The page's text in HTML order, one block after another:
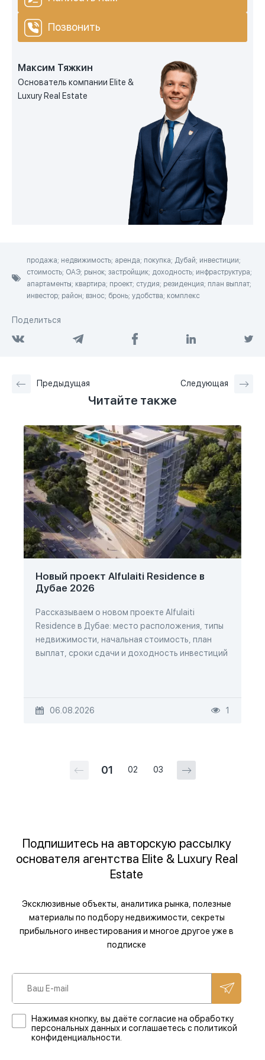
Позвонить
Максим Тяжкин
Основатель компании Elite &
Luxury Real Estate
продажа; недвижимость; аренда; покупка; Дубай; инвестиции;
стоимость; ОАЭ; рынок; застройщик; доходность; инфраструктура;
апартаменты; квартира; проект; студия; резиденция; план выплат;
инвестор; район; взнос; бронь; удобства; комплекс
Поделиться
Предыдущая Следующая
Читайте также
Новый проект Alfulaiti Residence в
Дубае 2026
Рассказываем о новом проекте Alfulaiti
Residence в Дубае: место расположения, типы
недвижимости, начальная стоимость, план
выплат, сроки сдачи и доходность инвестиций
06.08.2026 1
01 02 03
Подпишитесь на авторскую рассылку
основателя агентства Elite & Luxury Real
Estate
Эксклюзивные объекты, аналитика рынка, полезные
материалы по подбору недвижимости, секреты
прибыльного инвестирования и многое другое уже в
подписке
Нажимая кнопку, вы даёте согласие на обработку
персональных данных и соглашаетесь с политикой
конфиденциальности.